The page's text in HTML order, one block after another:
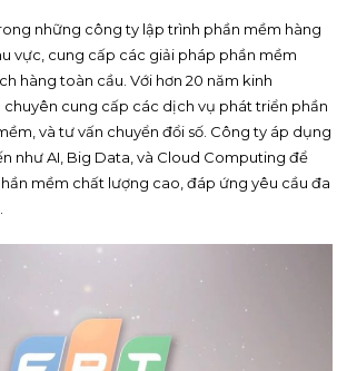
những công ty lập trình phần mềm hàng
vực, cung cấp các giải pháp phần mềm
hàng toàn cầu. Với hơn 20 năm kinh
chuyên cung cấp các dịch vụ phát triển phần
và tư vấn chuyển đổi số. Công ty áp dụng
như AI, Big Data, và Cloud Computing để
mềm chất lượng cao, đáp ứng yêu cầu đa